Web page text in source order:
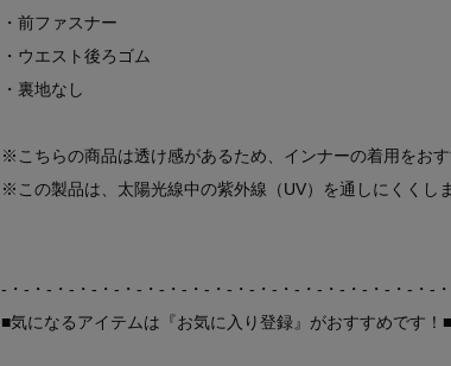
・前ファスナー
・ウエスト後ろゴム
・裏地なし
※こちらの商品は透け感があるため、インナーの着用をおす
※この製品は、太陽光線中の紫外線（UV）を通しにくくし
-・-・-・-・-・-・-・-・-・-・-・-・-・-・-・-・-・-・-・-
■気になるアイテムは『お気に入り登録』がおすすめです！■